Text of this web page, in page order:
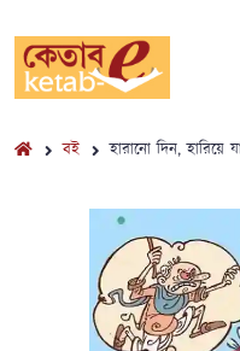
বই হারানো দিন, হারিয়ে